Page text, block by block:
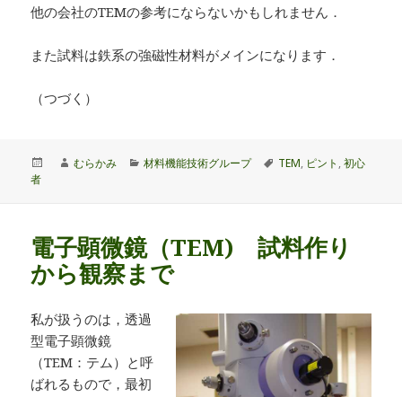
他の会社のTEMの参考にならないかもしれません．
また試料は鉄系の強磁性材料がメインになります．
（つづく）
作
むらかみ
カ
材料機能技術グループ
タ
TEM, ピント ,初心
者
電子顕微鏡（TEM) 試料作り
から観察まで
私が扱うのは，透過
型電子顕微鏡
（TEM：テム）と呼
ばれるもので，最初